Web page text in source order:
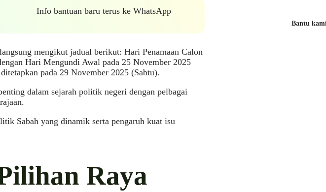
Info bantuan baru terus ke WhatsApp
mengikut jadual berikut: Hari Penamaan Calon
Hari Mengundi Awal pada 25 November 2025
pada 29 November 2025 (Sabtu).
dalam sejarah politik negeri dengan pelbagai
Sabah yang dinamik serta pengaruh kuat isu
Raya
Bantu